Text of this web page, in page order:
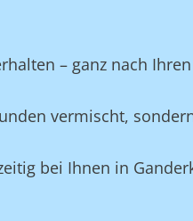
– ganz nach
vermischt,
bei Ihnen in